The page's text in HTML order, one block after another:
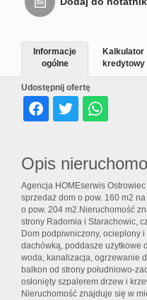
Udostępnij ofertę
Informacje
ogólne
Kalkulator
kredytowy
Opis
Agencja HOMEserwis
sprzedaż dom o pow. 160 m2
o pow. 204 m2.Nieruchomość
strony Radomia i Starachowic,
Dom podpiwniczony, ocieplony
dachówką, poddasze użytkowe
woda, kanalizacja, ogrzewanie
balkon od strony południowo-
osłonięty szpalerem drzew i
Nieruchomość znajduje się w